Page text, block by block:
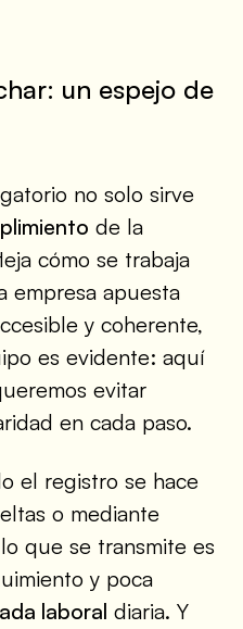
un espejo de
no solo sirve
de la
cómo se trabaja
empresa apuesta
y coherente,
es evidente: aquí
evitar
en cada paso.
el registro se hace
o mediante
que se transmite es
y poca
laboral diaria. Y